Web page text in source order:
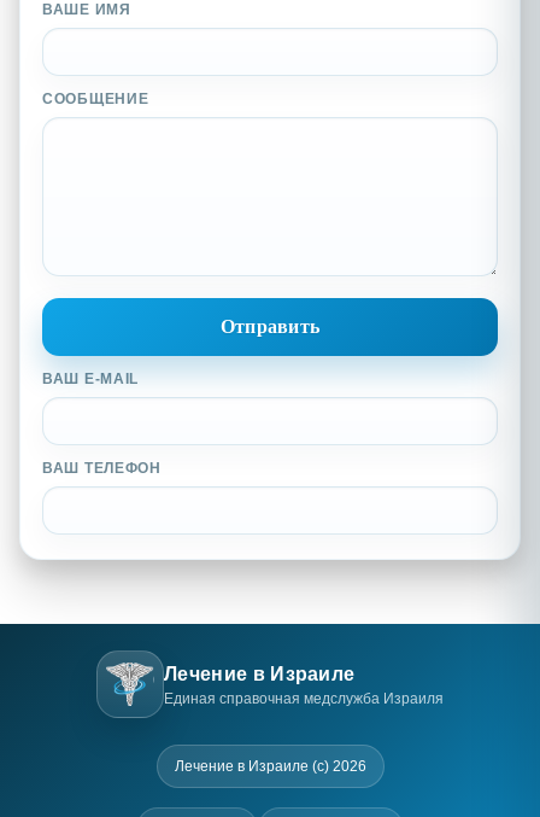
ВАШЕ ИМЯ
СООБЩЕНИЕ
ВАШ E-MAIL
ВАШ ТЕЛЕФОН
Лечение в Израиле
Единая справочная медслужба Израиля
Лечение в Израиле (c) 2026